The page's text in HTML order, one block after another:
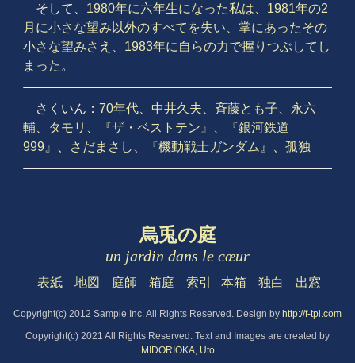
そして、 1980年に六年生になった私は、1981年の2
月に小さな望み以外のすべてを失い、掌にあったその
小さな望みさえ、1983年に自らの力で握りつぶしてし
まった 。
さくいん： 70年代、 中井久夫 斉藤とも子
永六
輔、 タモリ 『ザ・ベストテン』
『銀河鉄道
999』
さだまさし 『機動戦士ガンダム』 孤独
烏兎の庭
un jardin dans le cœur
表紙 地図 庭師 箱庭 索引 本箱 独白 出窓
Copyright(c) 2012 Sample Inc. All Rights Reserved. Design by http://f-tpl.com
Copyright(c) 2021 All Rights Reserved. Text and Images are created by
MIDORIOKA, Uto